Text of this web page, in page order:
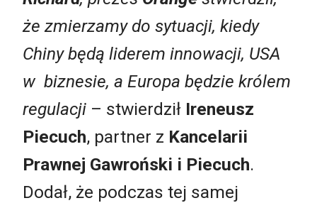
że zmierzamy do sytuacji, kiedy
Chiny będą liderem innowacji, USA
w biznesie, a Europa będzie królem
regulacji – stwierdził Ireneusz
Piecuch, partner z Kancelarii
Prawnej Gawroński i Piecuch.
Dodał, że podczas tej samej